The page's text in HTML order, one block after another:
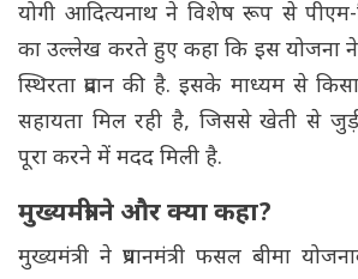
योगी आदित्यनाथ ने विशेष रूप से पीएम-
का उल्लेख करते हुए कहा कि इस योजना ने
स्थिरता प्रदान की है. इसके माध्यम से
सहायता मिल रही है, जिससे खेती से
पूरा करने में मदद मिली है.
मुख्यमंत्री ने और क्या कहा?
मुख्यमंत्री ने प्रधानमंत्री फसल बीमा